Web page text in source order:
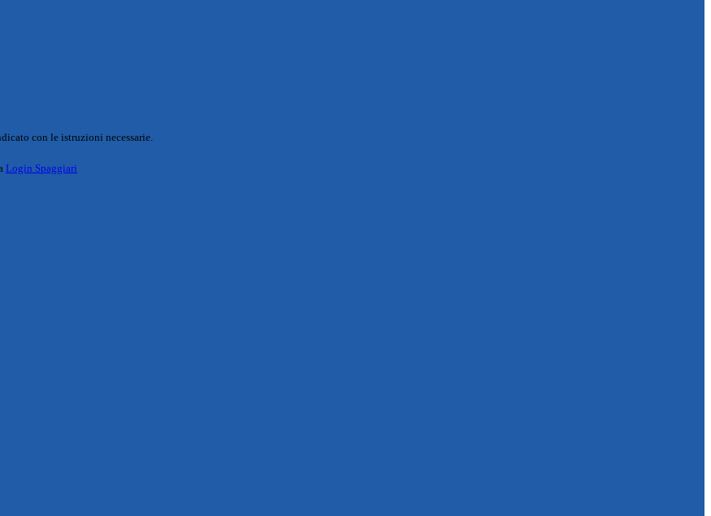
con le istruzioni necessarie.
Login Spaggiari